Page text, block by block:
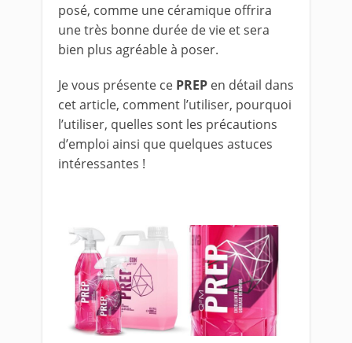
posé, comme une céramique offrira
une très bonne durée de vie et sera
bien plus agréable à poser.
Je vous présente ce PREP en détail dans
cet article, comment l’utiliser, pourquoi
l’utiliser, quelles sont les précautions
d’emploi ainsi que quelques astuces
intéressantes !